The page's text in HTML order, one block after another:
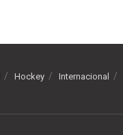
Hockey Internacional